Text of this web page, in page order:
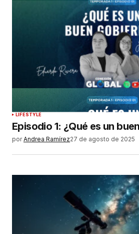
LIFESTYLE
Episodio 1: ¿Qué es un
por Andrea Ramírez27 de agosto de 2025